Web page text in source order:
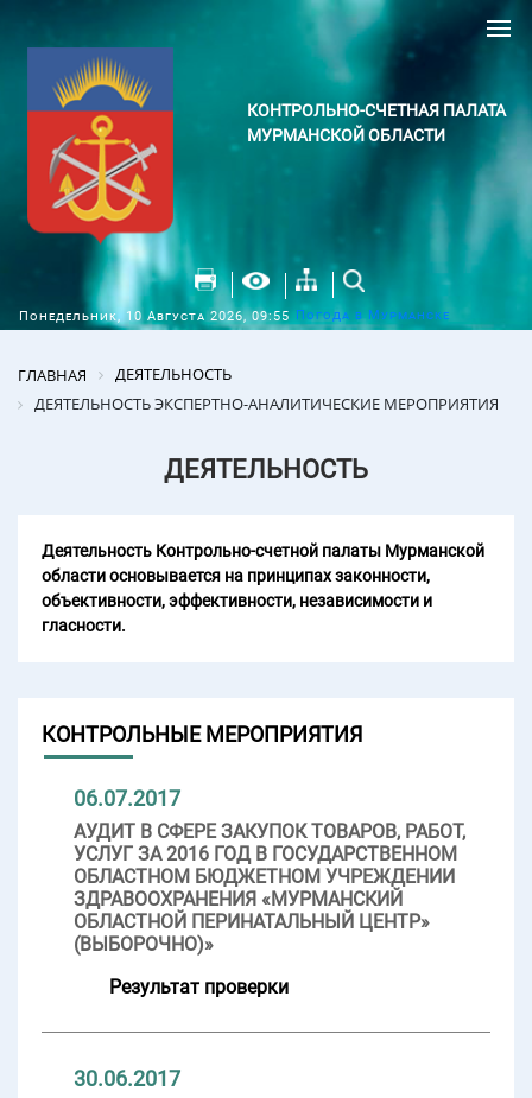
КОНТРОЛЬНО-СЧЕТНАЯ ПАЛАТА
МУРМАНСКОЙ ОБЛАСТИ
Понедельник, 10 Августа 2026, 09:55 Погода в Мурманске
ГЛАВНАЯ
ДЕЯТЕЛЬНОСТЬ
ДЕЯТЕЛЬНОСТЬ ЭКСПЕРТНО-АНАЛИТИЧЕСКИЕ МЕРОПРИЯТИЯ
ДЕЯТЕЛЬНОСТЬ
Деятельность Контрольно-счетной палаты Мурманской
области основывается на принципах законности,
объективности, эффективности, независимости и
гласности.
КОНТРОЛЬНЫЕ МЕРОПРИЯТИЯ
06.07.2017
АУДИТ В СФЕРЕ ЗАКУПОК ТОВАРОВ, РАБОТ,
УСЛУГ ЗА 2016 ГОД В ГОСУДАРСТВЕННОМ
ОБЛАСТНОМ БЮДЖЕТНОМ УЧРЕЖДЕНИИ
ЗДРАВООХРАНЕНИЯ «МУРМАНСКИЙ
ОБЛАСТНОЙ ПЕРИНАТАЛЬНЫЙ ЦЕНТР»
(ВЫБОРОЧНО)»
Результат проверки
30.06.2017